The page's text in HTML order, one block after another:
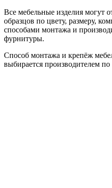
Все мебельные изделия могут
образцов по цвету, размеру,
способами монтажа и
фурнитуры.
Способ монтажа и крепёж
выбирается производителем